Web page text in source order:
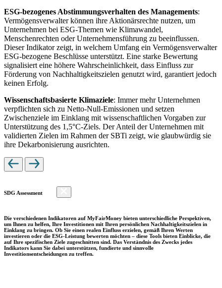
ESG-bezogenes Abstimmungsverhalten des Managements:
Vermögensverwalter können ihre Aktionärsrechte nutzen, um
Unternehmen bei ESG-Themen wie Klimawandel,
Menschenrechten oder Unternehmensführung zu beeinflussen.
Dieser Indikator zeigt, in welchem Umfang ein Vermögensverwalter
ESG-bezogene Beschlüsse unterstützt. Eine starke Bewertung
signalisiert eine höhere Wahrscheinlichkeit, dass Einfluss zur
Förderung von Nachhaltigkeitszielen genutzt wird, garantiert jedoch
keinen Erfolg.
Wissenschaftsbasierte Klimaziele: Immer mehr Unternehmen
verpflichten sich zu Netto-Null-Emissionen und setzen
Zwischenziele im Einklang mit wissenschaftlichen Vorgaben zur
Unterstützung des 1,5°C-Ziels. Der Anteil der Unternehmen mit
validierten Zielen im Rahmen der SBTi zeigt, wie glaubwürdig sie
ihre Dekarbonisierung ausrichten.
SDG Assessment
Die verschiedenen Indikatoren auf MyFairMoney bieten unterschiedliche Perspektiven,
um Ihnen zu helfen, Ihre Investitionen mit Ihren persönlichen Nachhaltigkeitszielen in
Einklang zu bringen. Ob Sie einen realen Einfluss erzielen, gemäß Ihren Werten
investieren oder die ESG-Leistung bewerten möchten – diese Tools bieten Einblicke, die
auf Ihre spezifischen Ziele zugeschnitten sind. Das Verständnis des Zwecks jedes
Indikators kann Sie dabei unterstützen, fundierte und sinnvolle
Investitionsentscheidungen zu treffen.